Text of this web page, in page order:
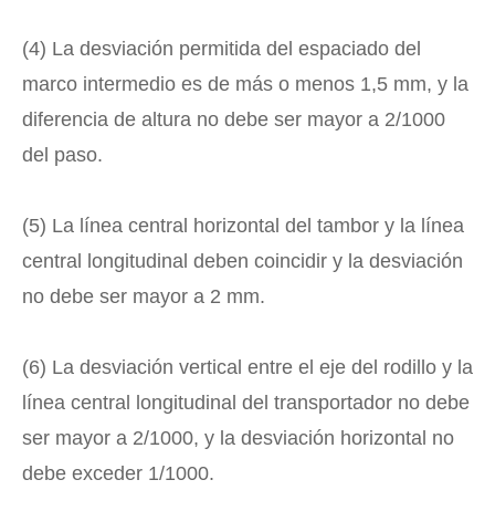
(4) La desviación permitida del espaciado del
marco intermedio es de más o menos 1,5 mm, y la
diferencia de altura no debe ser mayor a 2/1000
del paso.
(5) La línea central horizontal del tambor y la línea
central longitudinal deben coincidir y la desviación
no debe ser mayor a 2 mm.
(6) La desviación vertical entre el eje del rodillo y la
línea central longitudinal del transportador no debe
ser mayor a 2/1000, y la desviación horizontal no
debe exceder 1/1000.